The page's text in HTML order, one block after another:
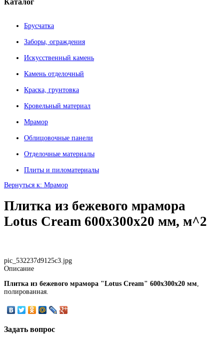
Брусчатка
Заборы, ограждения
Искусственный камень
Камень отделочный
Краска, грунтовка
Кровельный материал
Мрамор
Облицовочные панели
Отделочные материалы
Плиты и пиломатериалы
Вернуться к: Мрамор
Плитка из бежевого мрамора
Lotus Cream 600x300x20 мм, м^2
pic_532237d9125c3.jpg
Описание
Плитка из бежевого мрамора "Lotus Cream" 600x300x20 мм,
полированная.
Задать вопрос